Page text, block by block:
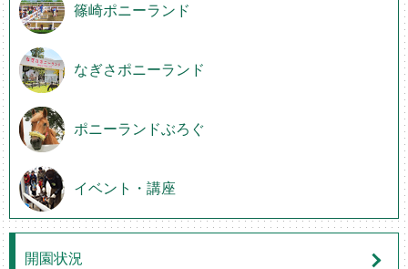
篠崎ポニーランド
なぎさポニーランド
ポニーランドぶろぐ
イベント・講座
開園状況